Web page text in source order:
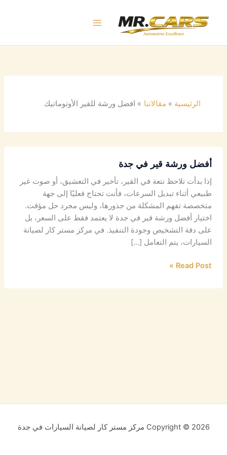
المحتوى
الرئيسية مقالاتنا افضل ورشة للقير الأوتوماتيك
أفضل ورشة قير في جدة
إذا بدأت تلاحظ نتعة في القير، تأخير في التعشيق، أو صوت غير
طبيعي أثناء تبديل السرعات، فأنت تحتاج فعليًا إلى جهة
متخصصة تفهم المشكلة من جذورها، وليس مجرد حل مؤقت.
اختيار أفضل ورشة قير في جدة لا يعتمد فقط على السعر، بل
على دقة التشخيص وجودة التنفيذ. في مركز مستر كار لصيانة
السيارات، يتم التعامل […]
ورشة
قير
في
Read Post »
Copyright © 2026 مركز مستر كار لصيانة السيارات في جدة